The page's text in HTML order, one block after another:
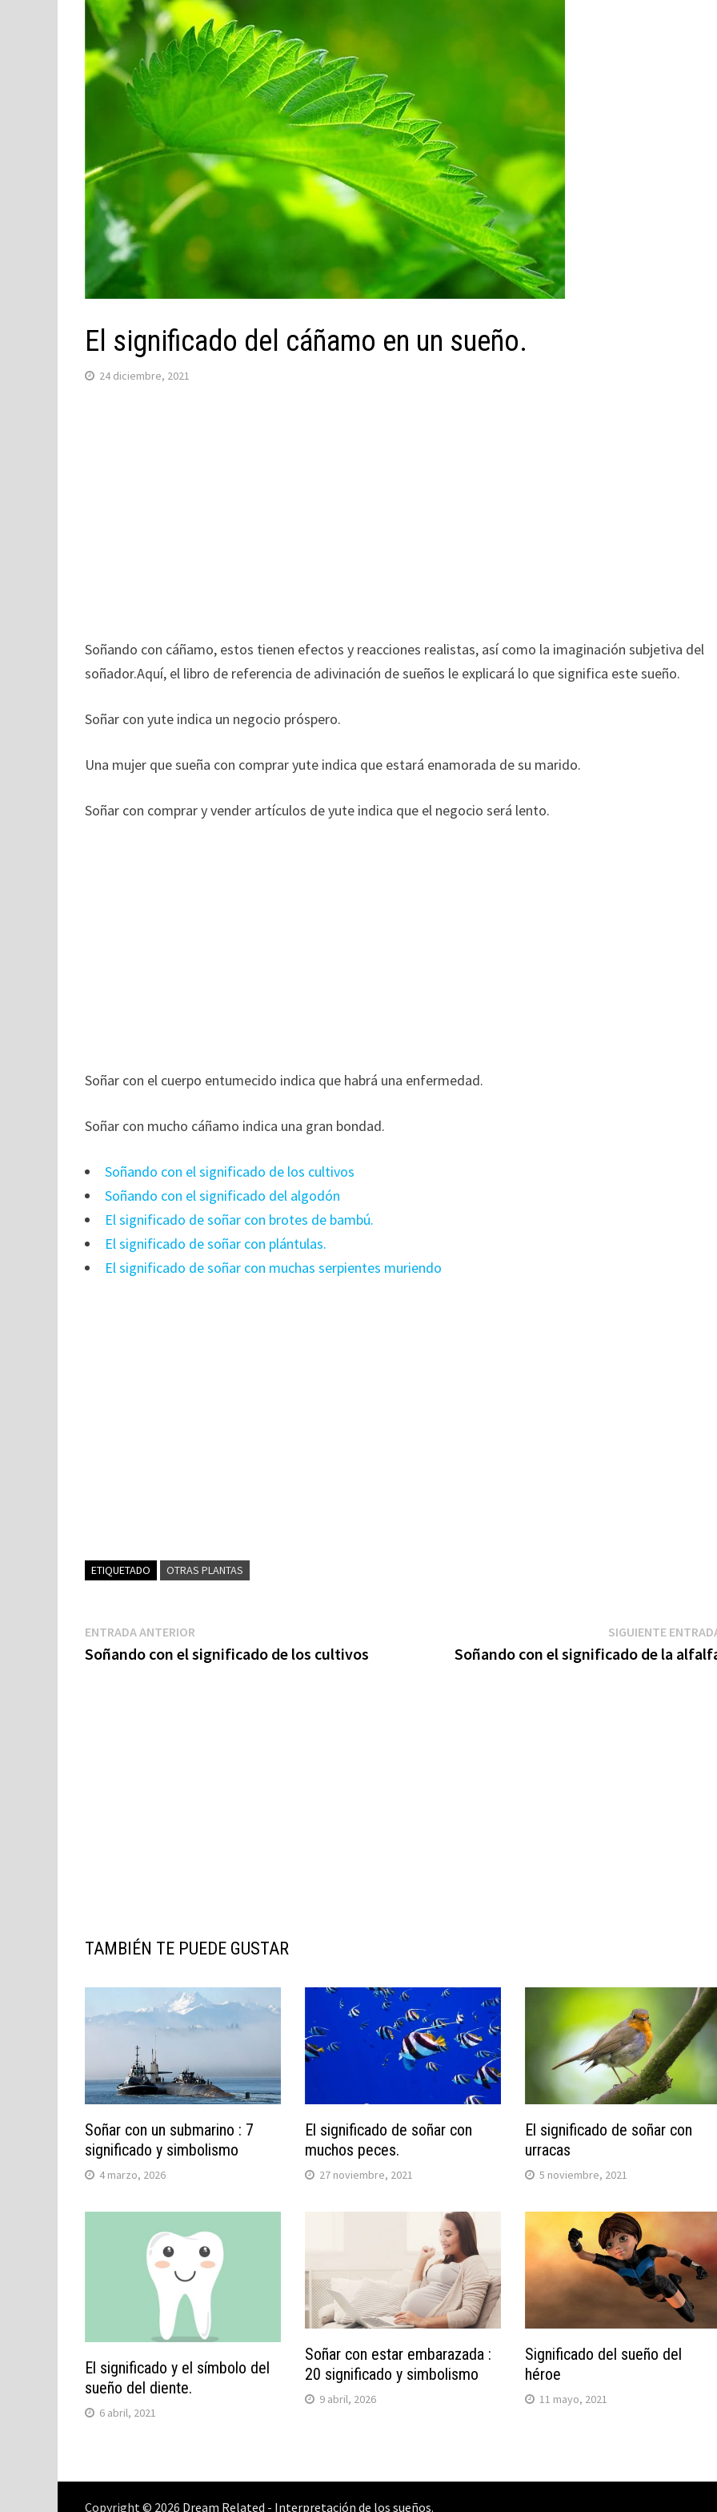
El significado del cáñamo en un sueño.
24 diciembre, 2021
Soñando con cáñamo, estos tienen efectos y reacciones realistas, así como la imaginación subjetiva del
soñador.Aquí, el libro de referencia de adivinación de sueños le explicará lo que significa este sueño.
Soñar con yute indica un negocio próspero.
Una mujer que sueña con comprar yute indica que estará enamorada de su marido.
Soñar con comprar y vender artículos de yute indica que el negocio será lento.
Soñar con el cuerpo entumecido indica que habrá una enfermedad.
Soñar con mucho cáñamo indica una gran bondad.
Soñando con el significado de los cultivos
Soñando con el significado del algodón
El significado de soñar con brotes de bambú.
El significado de soñar con plántulas.
El significado de soñar con muchas serpientes muriendo
ETIQUETADO OTRAS PLANTAS
Navegación
de
ENTRADA ANTERIOR
anterior:
Soñando con el significado de los cultivos
SIGUIENTE
Soñando con el significado de la
TAMBIÉN TE PUEDE GUSTAR
Soñar con un submarino : 7
significado y simbolismo
4 marzo, 2026
El significado de soñar con
muchos peces.
27 noviembre, 2021
El significado de soñar con
urracas
5 noviembre, 2021
El significado y el símbolo del
sueño del diente.
6 abril, 2021
Soñar con estar embarazada :
20 significado y simbolismo
9 abril, 2026
Significado del sueño del
héroe
11 mayo, 2021
Copyright © 2026 Dream Related - Interpretación de los sueños.